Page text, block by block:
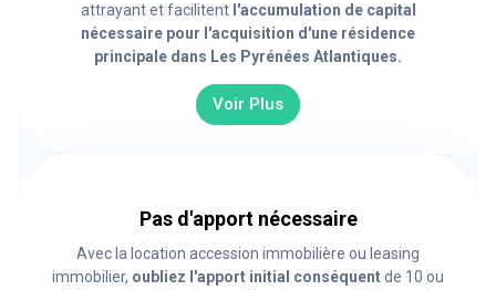
attrayant et facilitent l'accumulation de capital
nécessaire pour l'acquisition d'une résidence
principale dans Les Pyrénées Atlantiques.
Voir Plus
Pas d'apport nécessaire
Avec la location accession immobilière ou leasing
immobilier, oubliez l'apport initial conséquentde 10 ou